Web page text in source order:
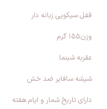
قفل سیکویی زبانه دار
وزن۱۵۵ گرم
عقربه شبنما
شیشه سافایر ضد خش
دارای تاریخ شمار و ایام هفته